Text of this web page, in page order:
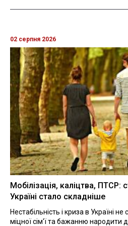
02 серпня 2026
Мобілізація, каліцтва, ПТСР:
Україні стало складніше
Нестабільність і криза в Україні
міцної сім'ї та бажанню народити